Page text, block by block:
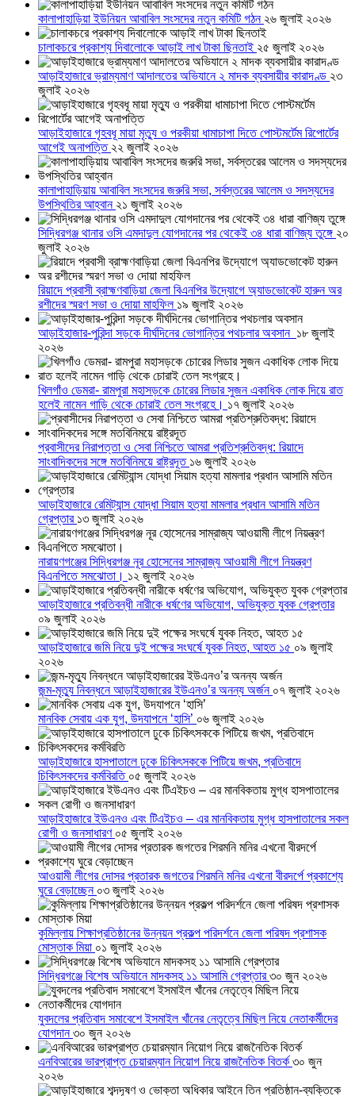
কালাপাহাড়িয়া ইউনিয়ন আবাবিল সংসদের নতুন কমিটি গঠন ২৬ জুলাই ২০২৬
চালাকচরে প্রকাশ্য দিবালোকে আড়াই লাখ টাকা ছিনতাই ২৫ জুলাই ২০২৬
আড়াইহাজারে ভ্রাম্যমাণ আদালতের অভিযানে ২ মাদক ব্যবসায়ীর কারাদণ্ড ২৩
জুলাই ২০২৬
আড়াইহাজারে গৃহবধূ মায়া মৃত্যু ও পরকীয়া ধামাচাপা দিতে পোস্টমর্টেম রিপোর্টের
আগেই অনাপত্তি ২২ জুলাই ২০২৬
কালাপাহাড়িয়ায় আবাবিল সংসদের জরুরি সভা, সর্বস্তরের আলেম ও সদস্যদের
উপস্থিতির আহ্বান ২১ জুলাই ২০২৬
সিদ্ধিরগঞ্জ থানার ওসি এমদাদুল যোগদানের পর থেকেই ৩৪ ধারা বাণিজ্য তুঙ্গে ২০
জুলাই ২০২৬
রিয়াদে প্রবাসী ব্রাহ্মণবাড়িয়া জেলা বিএনপির উদ্যোগে অ্যাডভোকেট হারুন অর
রশীদের স্মরণ সভা ও দোয়া মাহফিল ১৯ জুলাই ২০২৬
আড়াইহাজার-পুরিন্দা সড়কে দীর্ঘদিনের ভোগান্তির পথচলার অবসান ১৮ জুলাই
২০২৬
খিলগাঁও ডেমরা- রামপুরা মহাসড়কে চোরের লিডার সুজন একাধিক লোক দিয়ে রাত
হলেই নামেন গাড়ি থেকে চোরাই তেল সংগ্রহে। ১৭ জুলাই ২০২৬
প্রবাসীদের নিরাপত্তা ও সেবা নিশ্চিতে আমরা প্রতিশ্রুতিবদ্ধ: রিয়াদে
সাংবাদিকদের সঙ্গে মতবিনিময়ে রাষ্ট্রদূত ১৬ জুলাই ২০২৬
আড়াইহাজারে রেমিট্যান্স যোদ্ধা সিয়াম হত্যা মামলার প্রধান আসামি মতিন
গ্রেপ্তার ১৩ জুলাই ২০২৬
নারায়ণগঞ্জের সিদ্ধিরগঞ্জ নূর হোসেনের সাম্রাজ্য আওয়ামী লীগে নিয়ন্ত্রণ
বিএনপিতে সমঝোতা। ১২ জুলাই ২০২৬
আড়াইহাজারে প্রতিবন্ধী নারীকে ধর্ষণের অভিযোগ, অভিযুক্ত যুবক গ্রেপ্তার
০৯ জুলাই ২০২৬
আড়াইহাজারে জমি নিয়ে দুই পক্ষের সংঘর্ষে যুবক নিহত, আহত ১৫ ০৯ জুলাই
২০২৬
জন্ম-মৃত্যু নিবন্ধনে আড়াইহাজারের ইউএনও’র অনন্য অর্জন ০৭ জুলাই ২০২৬
মানবিক সেবায় এক যুগ, উদযাপনে ‘হাসি’ ০৬ জুলাই ২০২৬
আড়াইহাজারে হাসপাতালে ঢুকে চিকিৎসককে পিটিয়ে জখম, প্রতিবাদে
চিকিৎসকদের কর্মবিরতি ০৫ জুলাই ২০২৬
আড়াইহাজারে ইউএনও এবং টিএইচও – এর মানবিকতায় মুগ্ধ হাসপাতালের সকল
রোগী ও জনসাধারণ ০৫ জুলাই ২০২৬
আওয়ামী লীগের দোসর প্রতারক জগতের শিরমনি মনির এখনো বীরদর্পে প্রকাশ্যে
ঘুরে বেড়াচ্ছেন ০৩ জুলাই ২০২৬
কুমিল্লায় শিক্ষাপ্রতিষ্ঠানের উন্নয়ন প্রকল্প পরিদর্শনে জেলা পরিষদ প্রশাসক
মোস্তাক মিয়া ০১ জুলাই ২০২৬
সিদ্ধিরগঞ্জে বিশেষ অভিযানে মাদকসহ ১১ আসামি গ্রেপ্তার৩০ জুন ২০২৬
যুবদলের প্রতিবাদ সমাবেশে ইসমাইল খাঁনের নেতৃত্বে মিছিল নিয়ে নেতাকর্মীদের
যোগদান৩০ জুন ২০২৬
এনবিআরের ভারপ্রাপ্ত চেয়ারম্যান নিয়োগ নিয়ে রাজনৈতিক বিতর্ক ৩০ জুন
২০২৬